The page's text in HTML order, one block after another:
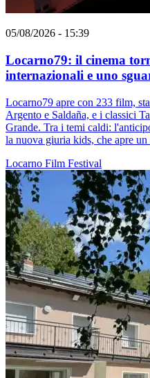
05/08/2026 - 15:39
Locarno79: il cinema
internazionali e uno
Locarno79 apre con 233 film,
Argento e Saldaña, e i classici
Grande. Tra i temi caldi:
la nuova giuria kids, che apre
Locarno Film Festival